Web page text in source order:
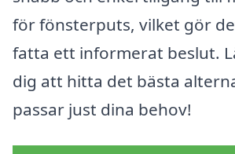
för fönsterputs, vilket gör
fatta ett informerat beslut.
dig att hitta det bästa
passar just dina behov!